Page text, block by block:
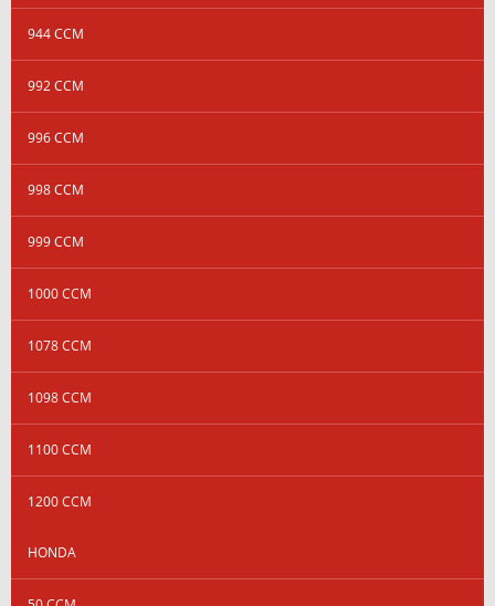
944 CCM
992 CCM
996 CCM
998 CCM
999 CCM
1000 CCM
1078 CCM
1098 CCM
1100 CCM
1200 CCM
HONDA